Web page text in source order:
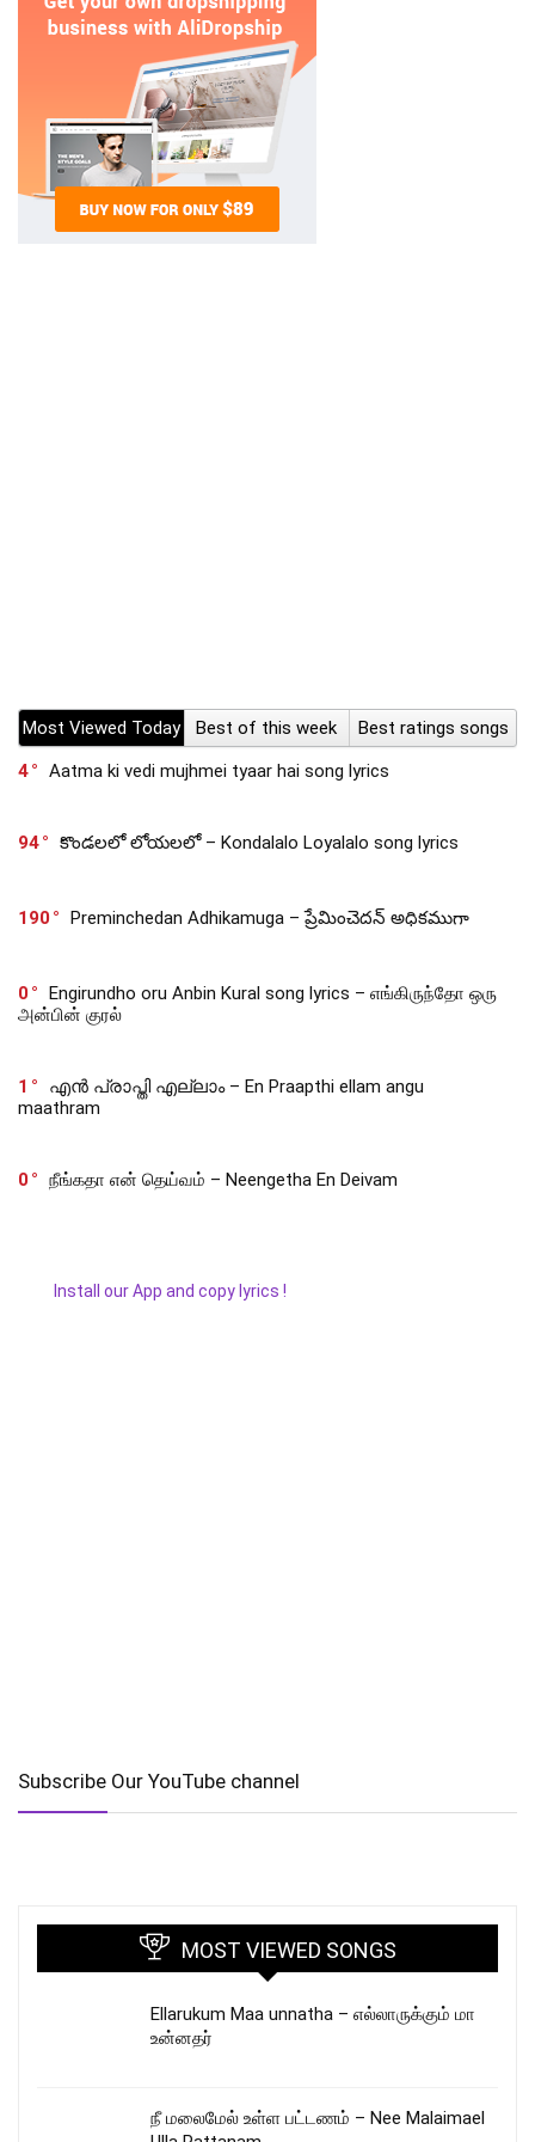
Most Viewed Today Best of this week
Best ratings songs
4
Aatma ki vedi mujhmei tyaar hai song lyrics
94 కొండలలో లోయలలో – Kondalalo Loyalalo song lyrics
190 Preminchedan Adhikamuga – ప్రేమించెదన్ అధికముగా
0
Engirundho oru Anbin Kural song lyrics – எங்கிருந்தோ ஒரு
அன்பின் குரல்
1
എൻ പ്രാപ്തി എല്ലാം – En Praapthi ellam angu
maathram
0 நீங்கதா என் தெய்வம் – Neengetha En Deivam
Install our App and copy lyrics !
Subscribe Our YouTube channel
MOST VIEWED SONGS
Ellarukum Maa unnatha – எல்லாருக்கும் மா
உன்னதர்
நீ மலைமேல் உள்ள பட்டணம் – Nee Malaimael